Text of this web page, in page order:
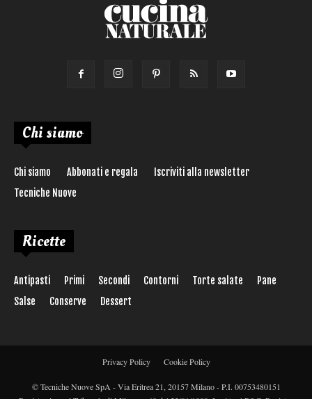
Chi siamo
Chi siamo Abbonati e regala
Iscriviti alla newsletter
Tecniche Nuove
Ricette
Antipasti Primi Secondi Contorni Torte salate
Pane
Salse
Conserve Dessert
Privacy Policy Cookie Policy
© Tecniche Nuove SpA - Via Eritrea 21, 20157 Milano - P.I. 00753480151